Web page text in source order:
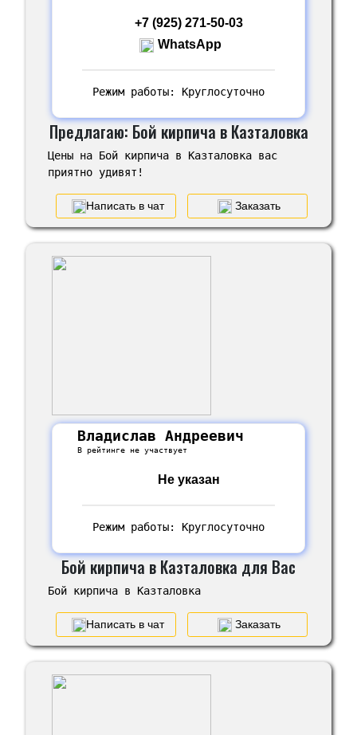
+7 (925) 271-50-03
WhatsApp
Режим работы: Круглосуточно
Предлагаю: Бой кирпича в Казталовка
Цены на Бой кирпича в Казталовка вас
приятно удивят!
Написать в чат Заказать
Владислав Андреевич
В рейтинге не участвует
Не указан
Режим работы: Круглосуточно
Бой кирпича в Казталовка для Вас
Бой кирпича в Казталовка
Написать в чат Заказать